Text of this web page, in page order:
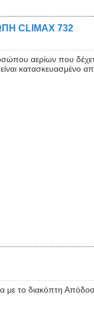
CLIMAX 732
αερίων που
κατασκευασμένο
με το διακόπτη